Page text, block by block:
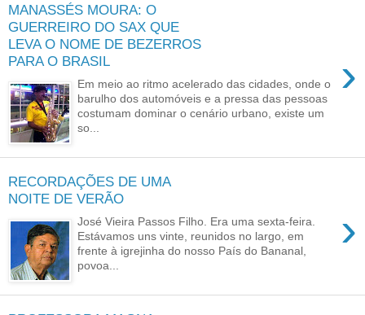
MANASSÉS MOURA: O
GUERREIRO DO SAX QUE
LEVA O NOME DE BEZERROS
PARA O BRASIL
›
Em meio ao ritmo acelerado das cidades, onde o
barulho dos automóveis e a pressa das pessoas
costumam dominar o cenário urbano, existe um
so...
RECORDAÇÕES DE UMA
NOITE DE VERÃO
›
José Vieira Passos Filho. Era uma sexta-feira.
Estávamos uns vinte, reunidos no largo, em
frente à igrejinha do nosso País do Bananal,
povoa...